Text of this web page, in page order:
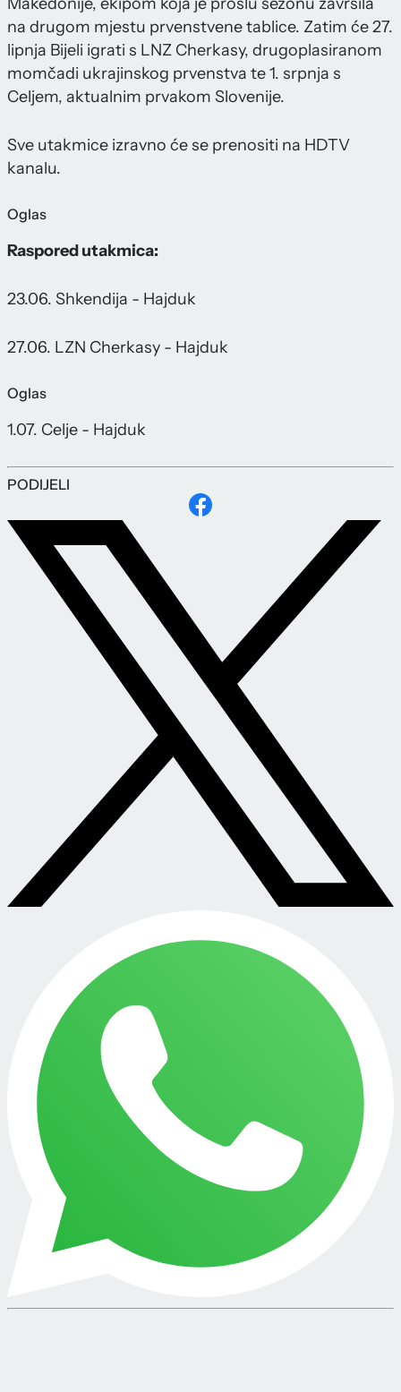
na drugom mjestu prvenstvene tablice. Zatim će 27.
lipnja Bijeli igrati s LNZ Cherkasy, drugoplasiranom
momčadi ukrajinskog prvenstva te 1. srpnja s
Celjem, aktualnim prvakom Slovenije.
Sve utakmice izravno će se prenositi na HDTV
kanalu.
Oglas
Raspored utakmica:
23.06. Shkendija - Hajduk
27.06. LZN Cherkasy - Hajduk
Oglas
1.07. Celje - Hajduk
PODIJELI